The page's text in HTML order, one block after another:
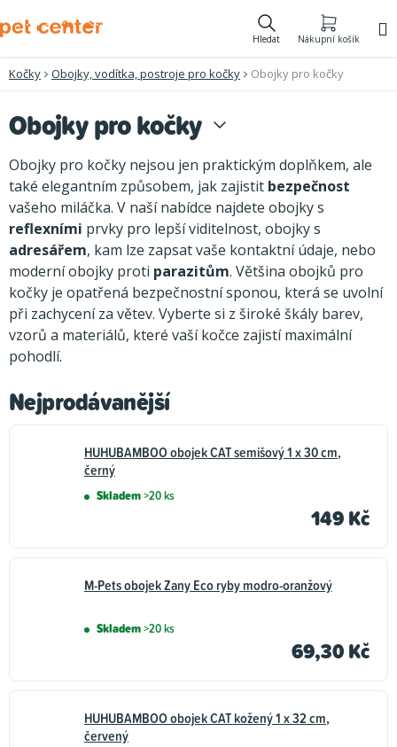
na
Hledat Nákupní košík
Kočky Obojky, vodítka, postroje pro kočky Obojky pro kočky
Obojky pro kočky
Obojky pro kočky nejsou jen praktickým doplňkem, ale
také elegantním způsobem, jak zajistit bezpečnost
vašeho miláčka. V naší nabídce najdete obojky s
reflexními prvky pro lepší viditelnost, obojky s
adresářem, kam lze zapsat vaše kontaktní údaje, nebo
moderní obojky proti parazitům. Většina obojků pro
kočky je opatřená bezpečnostní sponou, která se uvolní
při zachycení za větev. Vyberte si z široké škály barev,
vzorů a materiálů, které vaší kočce zajistí maximální
pohodlí.
Nejprodávanější
HUHUBAMBOO obojek CAT semišový 1 x 30 cm,
černý
Skladem>20 ks
149 Kč
M-Pets obojek Zany Eco ryby modro-oranžový
Skladem>20 ks
69,30 Kč
HUHUBAMBOO obojek CAT kožený 1 x 32 cm,
červený